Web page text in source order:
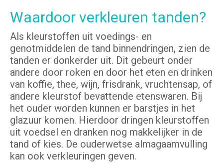
Waardoor verkleuren tanden?
Als kleurstoffen uit voedings- en
genotmiddelen de tand binnendringen, zien de
tanden er donkerder uit. Dit gebeurt onder
andere door roken en door het eten en drinken
van koffie, thee, wijn, frisdrank, vruchtensap, of
andere kleurstof bevattende etenswaren. Bij
het ouder worden kunnen er barstjes in het
glazuur komen. Hierdoor dringen kleurstoffen
uit voedsel en dranken nog makkelijker in de
tand of kies. De ouderwetse almagaamvulling
kan ook verkleuringen geven.